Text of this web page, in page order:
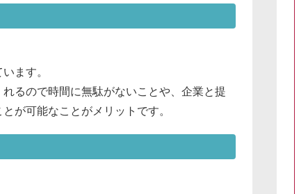
ます。
るので時間に無駄がないことや、企業と提
が可能なことがメリットです。